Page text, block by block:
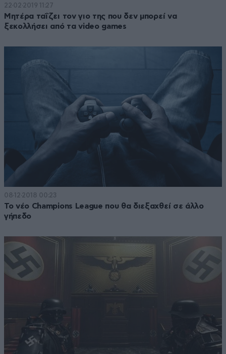
22·02·2019 11:27
Μητέρα ταΐζει τον γιο της που δεν μπορεί να
ξεκολλήσει από τα video games
08·12·2018 00:23
Το νέο Champions League που θα διεξαχθεί σε άλλο
γήπεδο